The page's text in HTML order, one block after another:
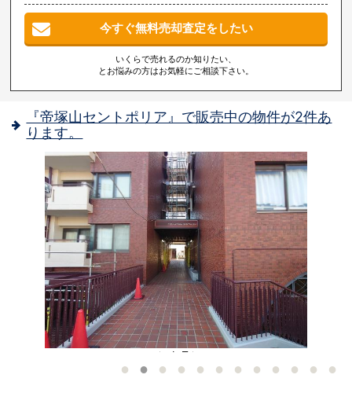
今すぐ無料売却査定をしたい
いくらで売れるのか知りたい、
とお悩みの方はお気軽にご相談下さい。
『帝塚山セントポリア』で販売中の物件が2件あ
ります。
- エントランス